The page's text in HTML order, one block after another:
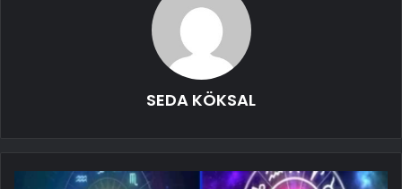
SEDA KÖKSAL